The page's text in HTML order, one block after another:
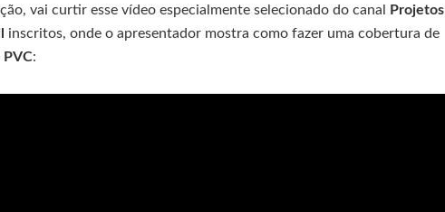
vai curtir esse vídeo especialmente selecionado do canal
Projetos
inscritos, onde o apresentador mostra como fazer uma cobertura de
PVC: